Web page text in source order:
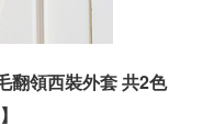
翻領西裝外套 共2色